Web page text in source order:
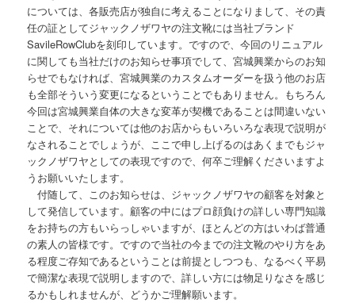
については、各販売店が独自に考えることになりまして、その責
任の証としてジャックノザワヤの注文靴には当社ブランド
SavileRowClubを刻印しています。ですので、今回のリニュアル
に関しても当社だけのお知らせ事項でして、宮城興業からのお知
らせでもなければ、宮城興業のカスタムオーダーを扱う他のお店
も全部そういう変更になるということでもありません。もちろん
今回は宮城興業自体の大きな変革が契機であることは間違いない
ことで、それについては他のお店からもいろいろな表現で説明が
なされることでしょうが、ここで申し上げるのはあくまでもジャ
ックノザワヤとしての表現ですので、何卒ご理解くださいますよ
うお願いいたします。
付随して、このお知らせは、ジャックノザワヤの顧客を対象と
して発信しています。顧客の中にはプロ顔負けの詳しい専門知識
をお持ちの方もいらっしゃいますが、ほとんどの方はいわば普通
の素人の皆様です。ですので当社の今までの注文靴のやり方をあ
る程度ご存知であるということは前提としつつも、なるべく平易
で簡潔な表現で説明しますので、詳しい方には物足りなさを感じ
るかもしれませんが、どうかご理解願います。